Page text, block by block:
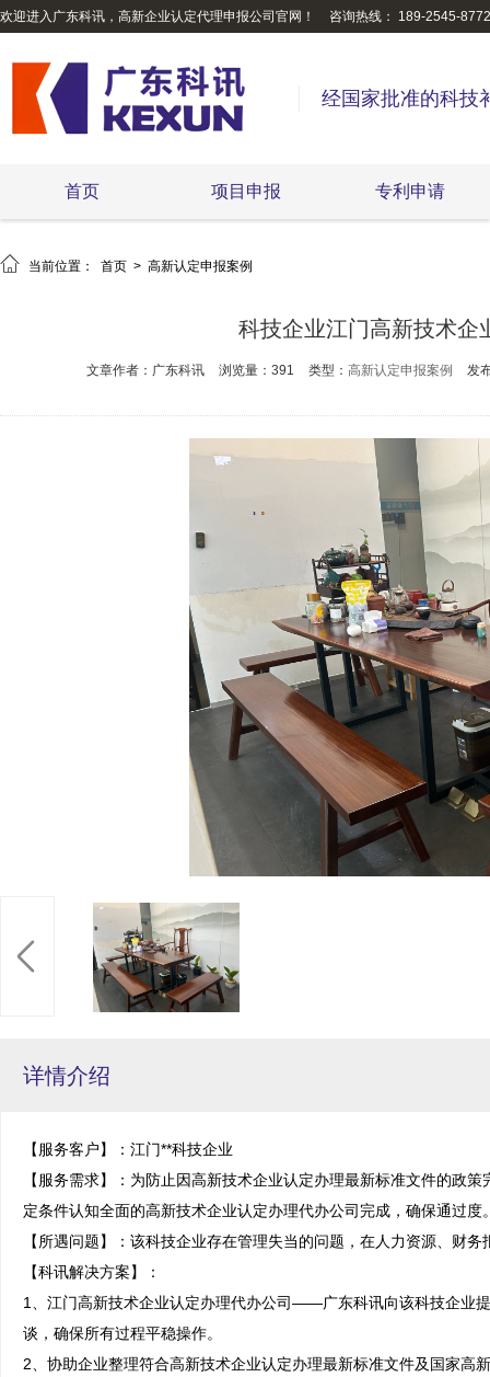
欢迎进入广东科讯，高新企业认定代理申报公司官网！ 咨询热线： 189-2545-8772
经国家批准的科技
首页 项目申报 专利申请
 当前位置： 首页 > 高新认定申报案例
科技企业江门高新技术企
文章作者：广东科讯 浏览量：391 类型： 高新认定申报案例 发
详情介绍
【服务客户】：江门**科技企业
【服务需求】：为防止因高新技术企业认定办理最新标准文件的政
定条件认知全面的高新技术企业认定办理代办公司完成，确保通过度
【所遇问题】：该科技企业存在管理失当的问题，在人力资源、财
【科讯解决方案】：
1、江门高新技术企业认定办理代办公司——广东科讯向该科技企业
谈，确保所有过程平稳操作。
2、协助企业整理符合高新技术企业认定办理最新标准文件及国家高